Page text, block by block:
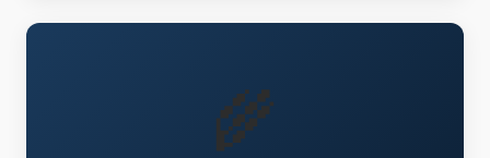
🌾